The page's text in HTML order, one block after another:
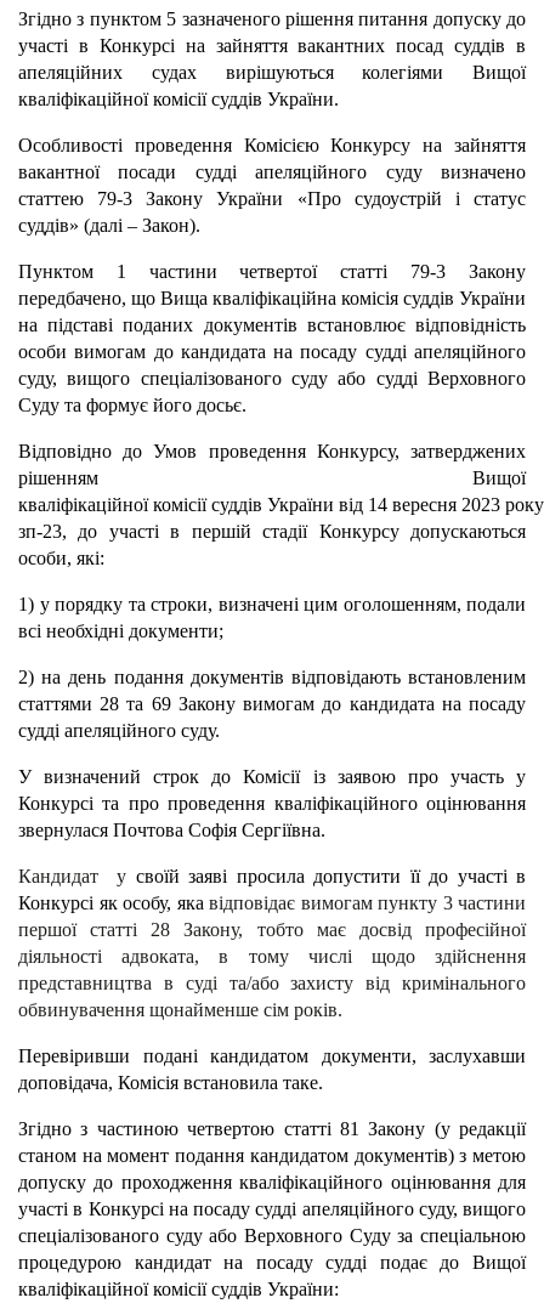
Згідно з пунктом 5 зазначеного рішення питання допуску до
участі в Конкурсі на зайняття вакантних посад суддів в
апеляційних судах вирішуються колегіями Вищої
кваліфікаційної комісії суддів України.
Особливості проведення Комісією Конкурсу на зайняття
вакантної посади судді апеляційного суду визначено
статтею 79-3 Закону України «Про судоустрій і статус
суддів» (далі – Закон).
Пунктом 1 частини четвертої статті 79-3 Закону
передбачено, що Вища кваліфікаційна комісія суддів України
на підставі поданих документів встановлює відповідність
особи вимогам до кандидата на посаду судді апеляційного
суду, вищого спеціалізованого суду або судді Верховного
Суду та формує його досьє.
Відповідно до Умов проведення Конкурсу, затверджених
рішенням Вищої
кваліфікаційної комісії суддів України від 14 вересня 2023 року
зп-23,
до участі
в першій стадії Конкурсу допускаються
особи, які:
1) у порядку та строки, визначені цим оголошенням, подали
всі необхідні документи;
2) на день подання документів відповідають встановленим
статтями 28 та 69 Закону вимогам до кандидата на посаду
судді апеляційного суду.
У визначений строк до Комісії із заявою про участь у
Конкурсі та про проведення кваліфікаційного оцінювання
звернулася Почтова Софія Сергіївна.
Кандидат у своїй заяві просила допустити її до участі в
Конкурсі як особу, яка відповідає вимогам пункту 3 частини
першої статті 28 Закону, тобто має досвід професійної
діяльності адвоката, в тому числі щодо здійснення
представництва в суді та/або захисту від кримінального
обвинувачення щонайменше сім років.
Перевіривши подані кандидатом документи, заслухавши
доповідача, Комісія встановила таке.
Згідно з частиною четвертою статті 81 Закону (у редакції
станом на момент подання кандидатом документів) з метою
допуску до проходження кваліфікаційного оцінювання для
участі в Конкурсі на посаду судді апеляційного суду, вищого
спеціалізованого суду або Верховного Суду за спеціальною
процедурою кандидат на посаду судді подає до Вищої
кваліфікаційної комісії суддів України: